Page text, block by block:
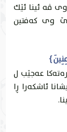
ڤه‌ ئينا ئێك
وى كه‌فتين
عه‌جێب ل
ئاشكه‌را ڕا